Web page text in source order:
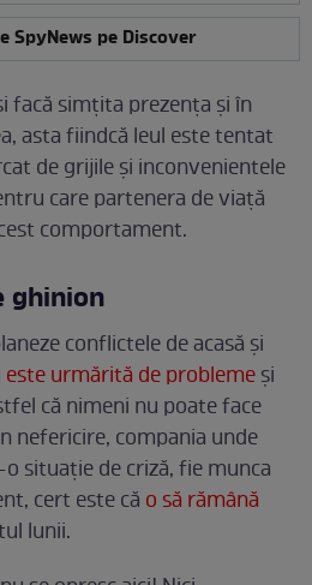
SpyNews pe Discover
facă simțita prezența și în
asta fiindcă leul este tentat
de grijile și inconvenientele
care partenera de viață
comportament.
ghinion
conflictele de acasă și
este urmărită de problemeși
că nimeni nu poate face
nefericire, compania unde
situație de criză, fie munca
cert este că o să rămână
lunii.